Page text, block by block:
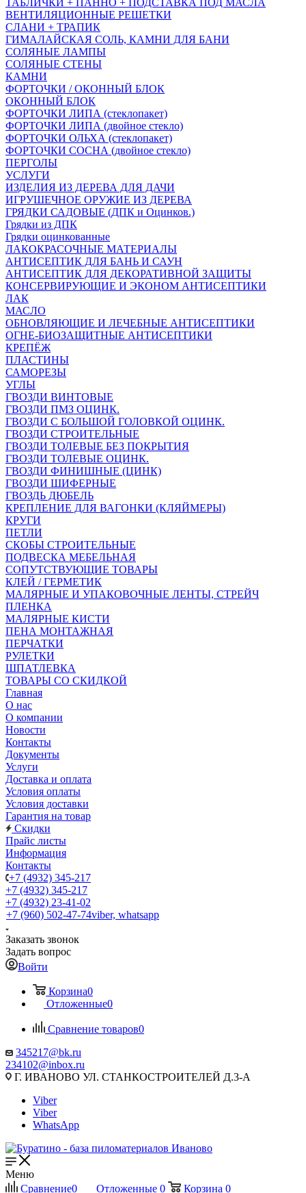
ТАБЛИЧКИ + ПАННО + ПОДСТАВКА ПОД МАСЛА
ВЕНТИЛЯЦИОННЫЕ РЕШЕТКИ
СЛАНИ + ТРАПИК
ГИМАЛАЙСКАЯ СОЛЬ, КАМНИ ДЛЯ БАНИ
СОЛЯНЫЕ ЛАМПЫ
СОЛЯНЫЕ СТЕНЫ
КАМНИ
ФОРТОЧКИ / ОКОННЫЙ БЛОК
ОКОННЫЙ БЛОК
ФОРТОЧКИ ЛИПА (стеклопакет)
ФОРТОЧКИ ЛИПА (двойное стекло)
ФОРТОЧКИ ОЛЬХА (стеклопакет)
ФОРТОЧКИ СОСНА (двойное стекло)
ПЕРГОЛЫ
УСЛУГИ
ИЗДЕЛИЯ ИЗ ДЕРЕВА ДЛЯ ДАЧИ
ИГРУШЕЧНОЕ ОРУЖИЕ ИЗ ДЕРЕВА
ГРЯДКИ САДОВЫЕ (ДПК и Оцинков.)
Грядки из ДПК
Грядки оцинкованные
ЛАКОКРАСОЧНЫЕ МАТЕРИАЛЫ
АНТИСЕПТИК ДЛЯ БАНЬ И САУН
АНТИСЕПТИК ДЛЯ ДЕКОРАТИВНОЙ ЗАЩИТЫ
КОНСЕРВИРУЮЩИЕ И ЭКОНОМ АНТИСЕПТИКИ
ЛАК
МАСЛО
ОБНОВЛЯЮЩИЕ И ЛЕЧЕБНЫЕ АНТИСЕПТИКИ
ОГНЕ-БИОЗАЩИТНЫЕ АНТИСЕПТИКИ
КРЕПЁЖ
ПЛАСТИНЫ
САМОРЕЗЫ
УГЛЫ
ГВОЗДИ ВИНТОВЫЕ
ГВОЗДИ ПМЗ ОЦИНК.
ГВОЗДИ С БОЛЬШОЙ ГОЛОВКОЙ ОЦИНК.
ГВОЗДИ СТРОИТЕЛЬНЫЕ
ГВОЗДИ ТОЛЕВЫЕ БЕЗ ПОКРЫТИЯ
ГВОЗДИ ТОЛЕВЫЕ ОЦИНК.
ГВОЗДИ ФИНИШНЫЕ (ЦИНК)
ГВОЗДИ ШИФЕРНЫЕ
ГВОЗДЬ ДЮБЕЛЬ
КРЕПЛЕНИЕ ДЛЯ ВАГОНКИ (КЛЯЙМЕРЫ)
КРУГИ
ПЕТЛИ
СКОБЫ СТРОИТЕЛЬНЫЕ
ПОДВЕСКА МЕБЕЛЬНАЯ
СОПУТСТВУЮЩИЕ ТОВАРЫ
КЛЕЙ / ГЕРМЕТИК
МАЛЯРНЫЕ И УПАКОВОЧНЫЕ ЛЕНТЫ, СТРЕЙЧ
ПЛЕНКА
МАЛЯРНЫЕ КИСТИ
ПЕНА МОНТАЖНАЯ
ПЕРЧАТКИ
РУЛЕТКИ
ШПАТЛЕВКА
ТОВАРЫ СО СКИДКОЙ
Главная
О нас
О компании
Новости
Контакты
Документы
Услуги
Доставка и оплата
Условия оплаты
Условия доставки
Гарантия на товар
Скидки
Прайс листы
Информация
Контакты
+7 (4932) 345-217
+7 (4932) 345-217
+7 (4932) 23-41-02
+7 (960) 502-47-74viber, whatsapp
Заказать звонок
Задать вопрос
Войти
Корзина0
Отложенные0
Сравнение товаров0
345217@bk.ru
234102@inbox.ru
Г. ИВАНОВО УЛ. СТАНКОСТРОИТЕЛЕЙ Д.3-А
Viber
Viber
WhatsApp
Меню
Сравнение0 Отложенные 0 Корзина 0